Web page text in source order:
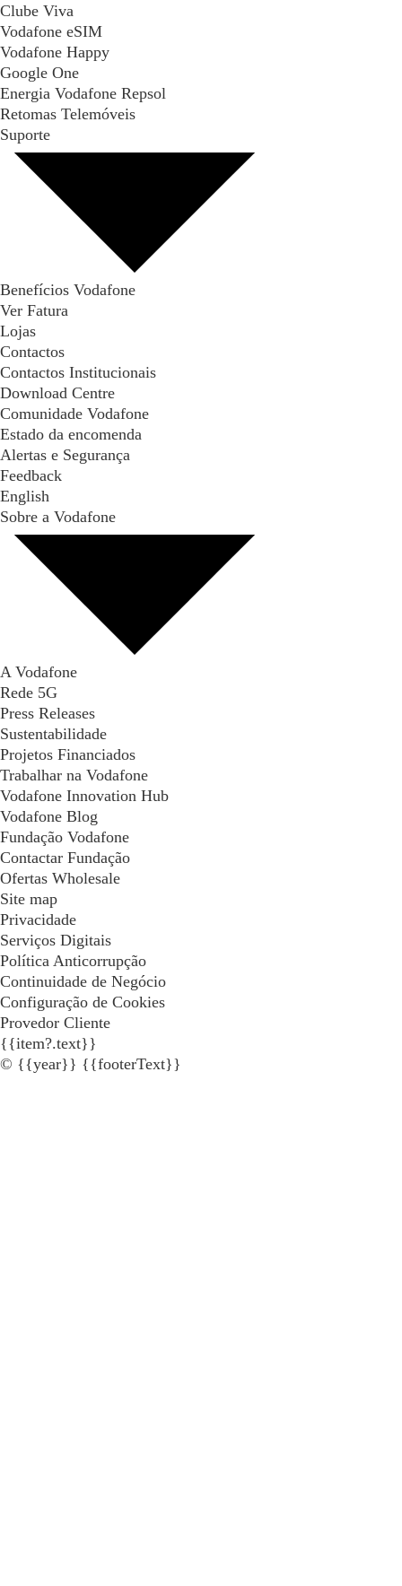
Clube Viva
Vodafone eSIM
Vodafone Happy
Google One
Energia Vodafone Repsol
Retomas Telemóveis
Suporte
Benefícios Vodafone
Ver Fatura
Lojas
Contactos
Contactos Institucionais
Download Centre
Comunidade Vodafone
Estado da encomenda
Alertas e Segurança
Feedback
English
Sobre a Vodafone
A Vodafone
Rede 5G
Press Releases
Sustentabilidade
Projetos Financiados
Trabalhar na Vodafone
Vodafone Innovation Hub
Vodafone Blog
Fundação Vodafone
Contactar Fundação
Ofertas Wholesale
Site map
Privacidade
Serviços Digitais
Política Anticorrupção
Continuidade de Negócio
Configuração de Cookies
Provedor Cliente
{{item?.text}}
© {{year}} {{footerText}}